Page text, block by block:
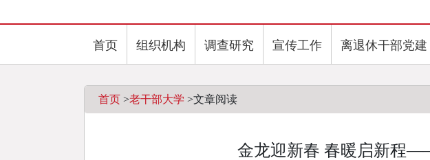
首页 组织机构 调查研究 宣传工作 离退休干部党建
首页 >老干部大学 >文章阅读
金龙迎新春 春暖启新程